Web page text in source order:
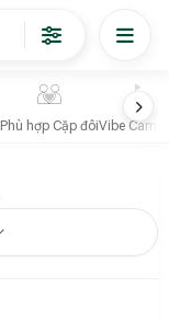
Phù hợp Cặp đôiVibe